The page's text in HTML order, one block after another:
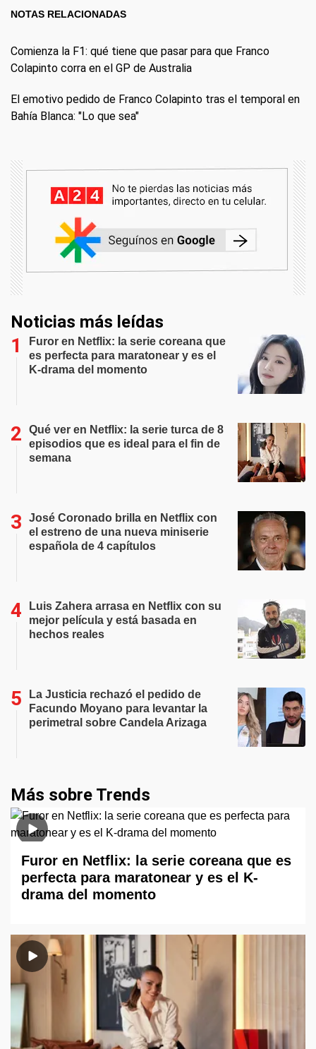
NOTAS RELACIONADAS
Comienza la F1: qué tiene que pasar para que Franco
Colapinto corra en el GP de Australia
El emotivo pedido de Franco Colapinto tras el temporal en
Bahía Blanca: "Lo que sea"
Noticias más leídas
Furor en Netflix: la serie coreana que
es perfecta para maratonear y es el
K-drama del momento
Qué ver en Netflix: la serie turca de 8
episodios que es ideal para el fin de
semana
José Coronado brilla en Netflix con
el estreno de una nueva miniserie
española de 4 capítulos
Luis Zahera arrasa en Netflix con su
mejor película y está basada en
hechos reales
La Justicia rechazó el pedido de
Facundo Moyano para levantar la
perimetral sobre Candela Arizaga
Más sobre Trends
Furor en Netflix: la serie coreana que es
perfecta para maratonear y es el K-
drama del momento